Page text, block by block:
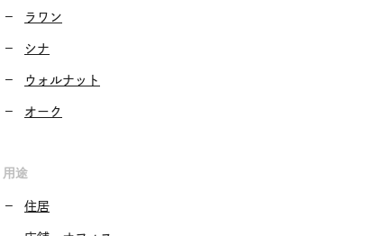
ラワン
シナ
ウォルナット
オーク
用途
住居